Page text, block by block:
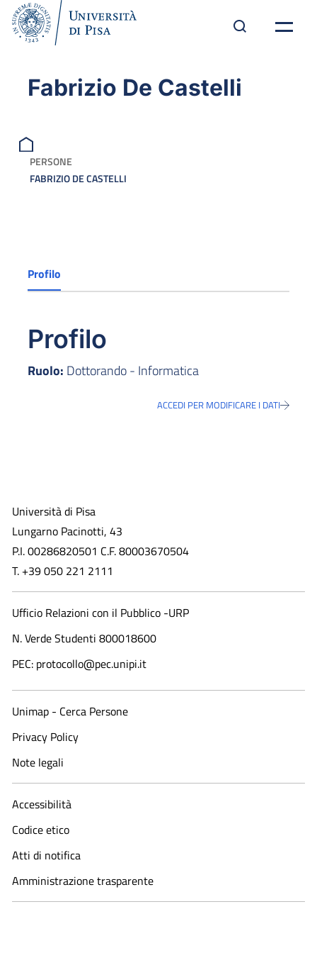
Fabrizio De Castelli
PERSONE
FABRIZIO DE CASTELLI
Profilo
Profilo
Ruolo: Dottorando - Informatica
ACCEDI PER MODIFICARE I DATI
Università di Pisa
Lungarno Pacinotti, 43
P.I. 00286820501 C.F. 80003670504
T. +39 050 221 2111
Ufficio Relazioni con il Pubblico -URP
N. Verde Studenti 800018600​
PEC: protocollo@pec.unipi.it
Unimap - Cerca Persone
Privacy Policy
Note legali
Accessibilità
Codice etico
Atti di notifica
Amministrazione trasparente